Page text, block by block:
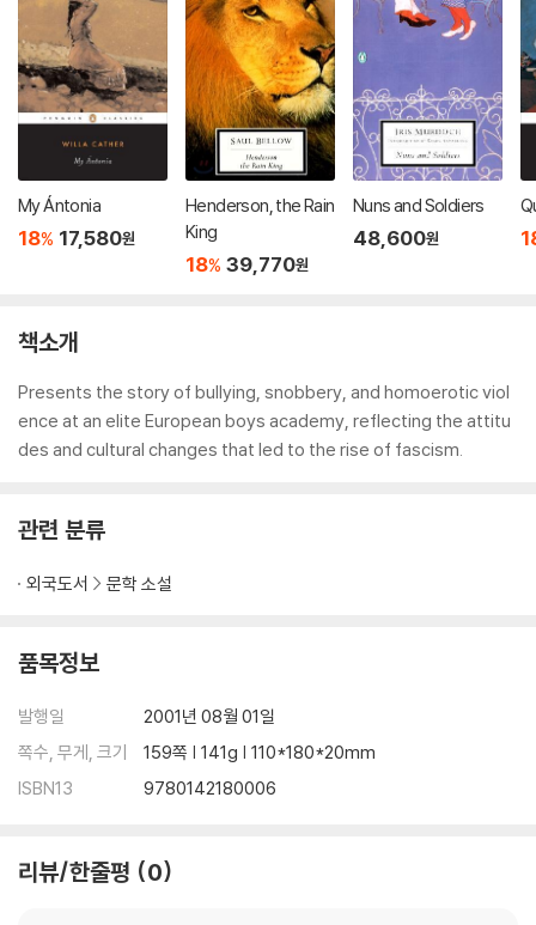
My Ántonia
18% 17,580원
Henderson, the Rain
King
18% 39,770원
Nuns and Soldiers
48,600원
책소개
Presents the story of bullying, snobbery, and homoerotic viol
ence at an elite European boys academy, reflecting the attitu
des and cultural changes that led to the rise of fascism.
관련 분류
외국도서 문학 소설
품목정보
발행일
2001년 08월 01일
쪽수, 무게, 크기
159쪽 | 141g | 110*180*20mm
ISBN13
9780142180006
리뷰/한줄평 0